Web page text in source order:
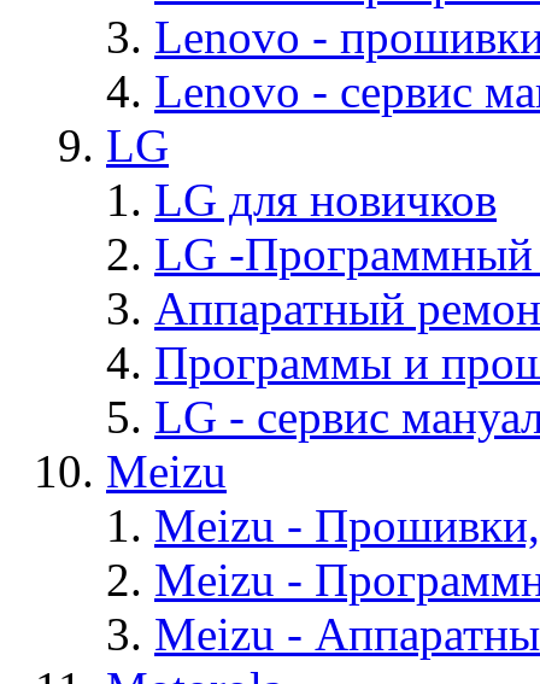
Lenovo -
Lenovo - cервис
LG
LG для новичков
LG -Программный
Аппаратный
Программы и
LG - cервис
Meizu
Meizu -
Meizu -
Meizu -